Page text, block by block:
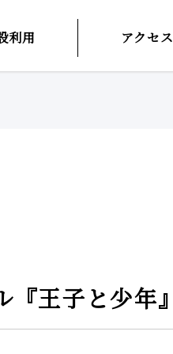
利用 アクセス
王子と少年』